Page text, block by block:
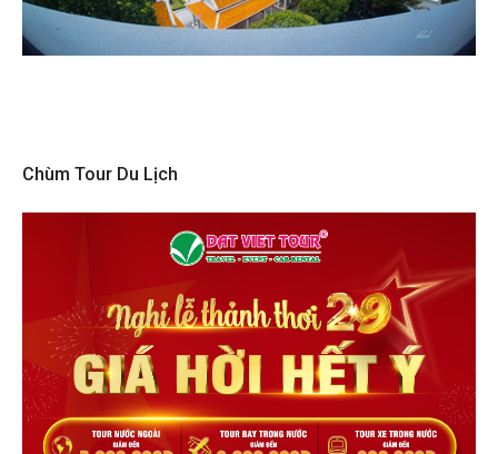
Chùm Tour Du Lịch